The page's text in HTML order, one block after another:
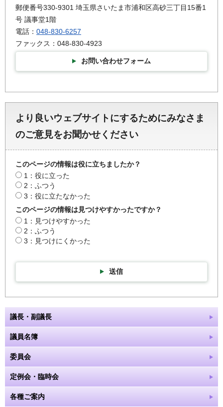
郵便番号330-9301 埼玉県さいたま市浦和区高砂三丁目15番1
号 議事堂1階
電話： 048-830-6257
ファックス：048-830-4923
お問い合わせフォーム
より良いウェブサイトにするためにみなさま
のご意見をお聞かせください
このページの情報は役に立ちましたか？
1：役に立った
2：ふつう
3：役に立たなかった
このページの情報は見つけやすかったですか？
1：見つけやすかった
2：ふつう
3：見つけにくかった
送信
議長・副議長
議員名簿
委員会
定例会・臨時会
各種ご案内